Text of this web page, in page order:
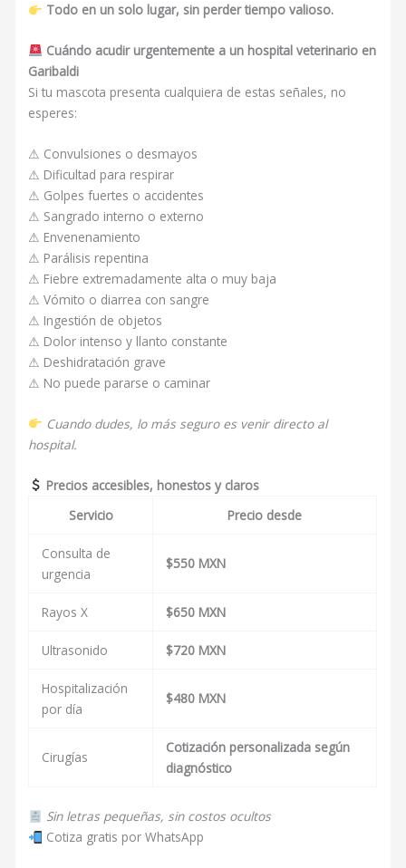
Todo en un solo lugar, sin perder tiempo valioso.
Cuándo acudir urgentemente a un hospital veterinario en
Garibaldi
Si tu mascota presenta cualquiera de estas señales, no
esperes:
⚠ Convulsiones o desmayos
⚠ Dificultad para respirar
⚠ Golpes fuertes o accidentes
⚠ Sangrado interno o externo
⚠ Envenenamiento
⚠ Parálisis repentina
⚠ Fiebre extremadamente alta o muy baja
⚠ Vómito o diarrea con sangre
⚠ Ingestión de objetos
⚠ Dolor intenso y llanto constante
⚠ Deshidratación grave
⚠ No puede pararse o caminar
Cuando dudes, lo más seguro es venir directo al
hospital.
Precios accesibles, honestos y claros
Servicio
Precio desde
Consulta de
urgencia
$550 MXN
Rayos X $650 MXN
Ultrasonido $720 MXN
Hospitalización
por día
$480 MXN
Cirugías
Cotización personalizada según
diagnóstico
Sin letras pequeñas, sin costos ocultos
Cotiza gratis por WhatsApp